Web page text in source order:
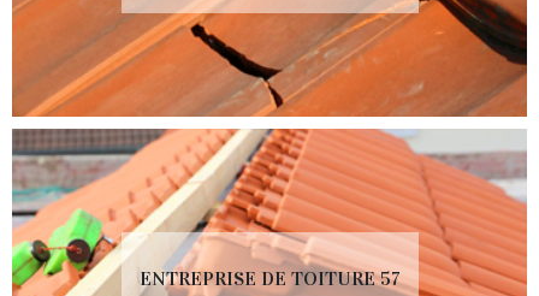
ENTREPRISE DE TOITURE 57